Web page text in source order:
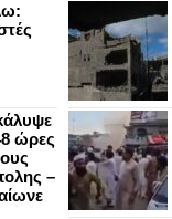
ώρες
–